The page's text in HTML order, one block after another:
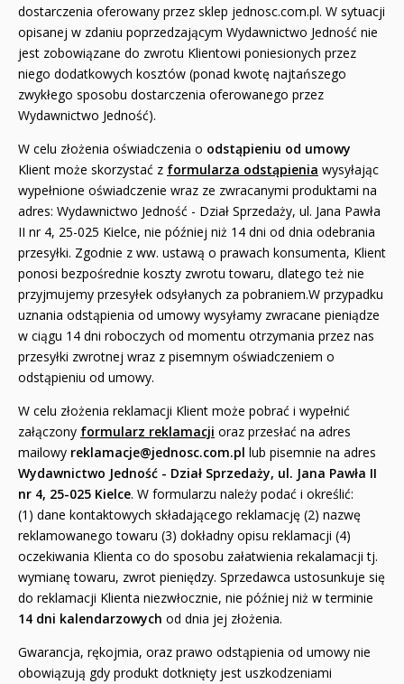
dostarczenia oferowany przez sklep jednosc.com.pl. W sytuacji
opisanej w zdaniu poprzedzającym Wydawnictwo Jedność nie
jest zobowiązane do zwrotu Klientowi poniesionych przez
niego dodatkowych kosztów (ponad kwotę najtańszego
zwykłego sposobu dostarczenia oferowanego przez
Wydawnictwo Jedność).
W celu złożenia oświadczenia o odstąpieniu od umowy
Klient może skorzystać z formularza odstąpienia wysyłając
wypełnione oświadczenie wraz ze zwracanymi produktami na
adres: Wydawnictwo Jedność - Dział Sprzedaży, ul. Jana Pawła
II nr 4, 25-025 Kielce, nie później niż 14 dni od dnia odebrania
przesyłki. Zgodnie z ww. ustawą o prawach konsumenta, Klient
ponosi bezpośrednie koszty zwrotu towaru, dlatego też nie
przyjmujemy przesyłek odsyłanych za pobraniem.W przypadku
uznania odstąpienia od umowy wysyłamy zwracane pieniądze
w ciągu 14 dni roboczych od momentu otrzymania przez nas
przesyłki zwrotnej wraz z pisemnym oświadczeniem o
odstąpieniu od umowy.
W celu złożenia reklamacji Klient może pobrać i wypełnić
załączony formularz reklamacji oraz przesłać na adres
mailowy reklamacje@jednosc.com.pl lub pisemnie na adres
Wydawnictwo Jedność - Dział Sprzedaży, ul. Jana Pawła II
nr 4, 25-025 Kielce. W formularzu należy podać i określić:
(1) dane kontaktowych składającego reklamację (2) nazwę
reklamowanego towaru (3) dokładny opisu reklamacji (4)
oczekiwania Klienta co do sposobu załatwienia rekalamacji tj.
wymianę towaru, zwrot pieniędzy. Sprzedawca ustosunkuje się
do reklamacji Klienta niezwłocznie, nie później niż w terminie
14 dni kalendarzowych od dnia jej złożenia.
Gwarancja, rękojmia, oraz prawo odstąpienia od umowy nie
obowiązują gdy produkt dotknięty jest uszkodzeniami